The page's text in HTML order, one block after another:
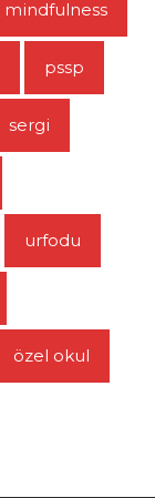
mindfulness
pssp
sergi
urfodu
özel okul